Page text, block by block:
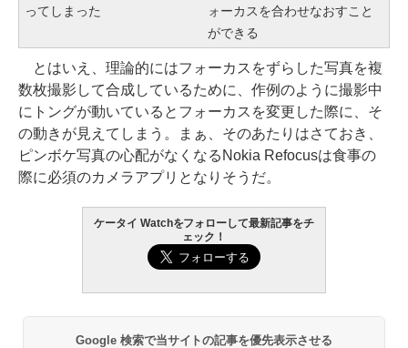
ってしまった
ォーカスを合わせなおすこと
ができる
とはいえ、理論的にはフォーカスをずらした写真を複
数枚撮影して合成しているために、作例のように撮影中
にトングが動いているとフォーカスを変更した際に、そ
の動きが見えてしまう。まぁ、そのあたりはさておき、
ピンボケ写真の心配がなくなるNokia Refocusは食事の
際に必須のカメラアプリとなりそうだ。
ケータイ Watchをフォローして最新記事をチ
ェック！
Google 検索で当サイトの記事を優先表示させる